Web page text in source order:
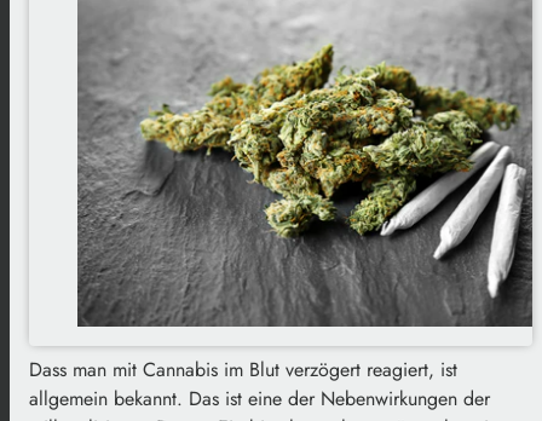
Dass man mit Cannabis im Blut verzögert reagiert, ist
allgemein bekannt. Das ist eine der Nebenwirkungen der